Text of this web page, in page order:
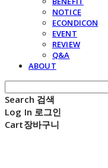
NOTICE
ECONDICON
EVENT
REVIEW
Q&A
ABOUT
Search 검색
Log In 로그인
Cart장바구니